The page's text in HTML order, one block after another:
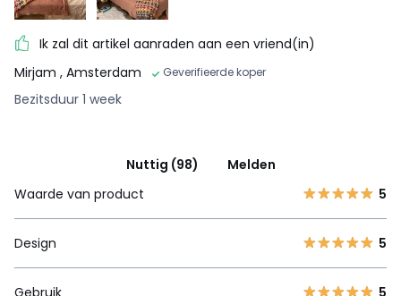
Ik zal dit artikel aanraden aan een vriend(in)
Mirjam , Amsterdam Geverifieerde koper
Bezitsduur 1 week
Nuttig (98)
Melden
Waarde van product
5
Design 5
Gebruik 5